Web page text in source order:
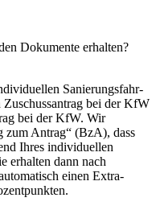
Dokumente erhalten?
Sanierungs­fahr­
bei der KfW
bei der KfW. Wir
zum Antrag“ (BzA), dass
Ihres individuellen
erhalten dann nach
einen Extra-